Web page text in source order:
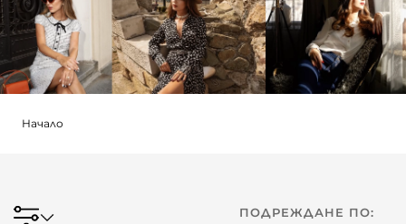
Начало
ПОДРЕЖДАНЕ ПО: